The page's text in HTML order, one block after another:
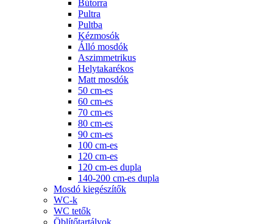
Bútorra
Pultra
Pultba
Kézmosók
Álló mosdók
Aszimmetrikus
Helytakarékos
Matt mosdók
50 cm-es
60 cm-es
70 cm-es
80 cm-es
90 cm-es
100 cm-es
120 cm-es
120 cm-es dupla
140-200 cm-es dupla
Mosdó kiegészítők
WC-k
WC tetők
Öblítőtartályok